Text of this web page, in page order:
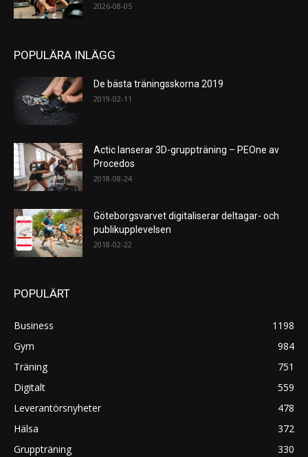
2026-08-05
POPULÄRA INLÄGG
De bästa träningsskorna 2019
2019-02-11
Actic lanserar 3D-gruppträning – PEOne av
Procedos
2018-08-24
Göteborgsvarvet digitaliserar deltagar- och
publikupplevelsen
2018-02-22
POPULÄRT
Business
1198
Gym
984
Träning
751
Digitalt
559
Leverantörsnyheter
478
Hälsa
372
Gruppträning
330